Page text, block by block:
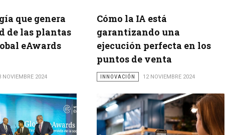
que genera
de las plantas
eAwards
NOVIEMBRE 2024
Cómo la IA está
garantizando una
ejecución perfecta en los
puntos de venta
INNOVACIÓN 12 NOVIEMBRE 2024